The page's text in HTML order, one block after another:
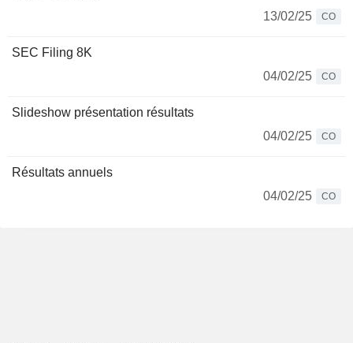
13/02/25
CO
SEC Filing 8K
04/02/25
CO
Slideshow présentation résultats
04/02/25
CO
Résultats annuels
04/02/25
CO